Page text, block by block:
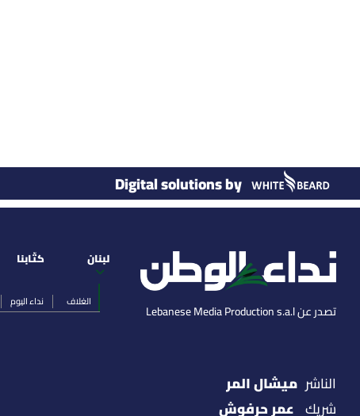
Digital solutions by
تصدر عن Lebanese Media Production s.a.l
لبنان
الغلاف نداء اليوم
كتّابنا
الناشر ميشال المر
شريك عمر حرفوش